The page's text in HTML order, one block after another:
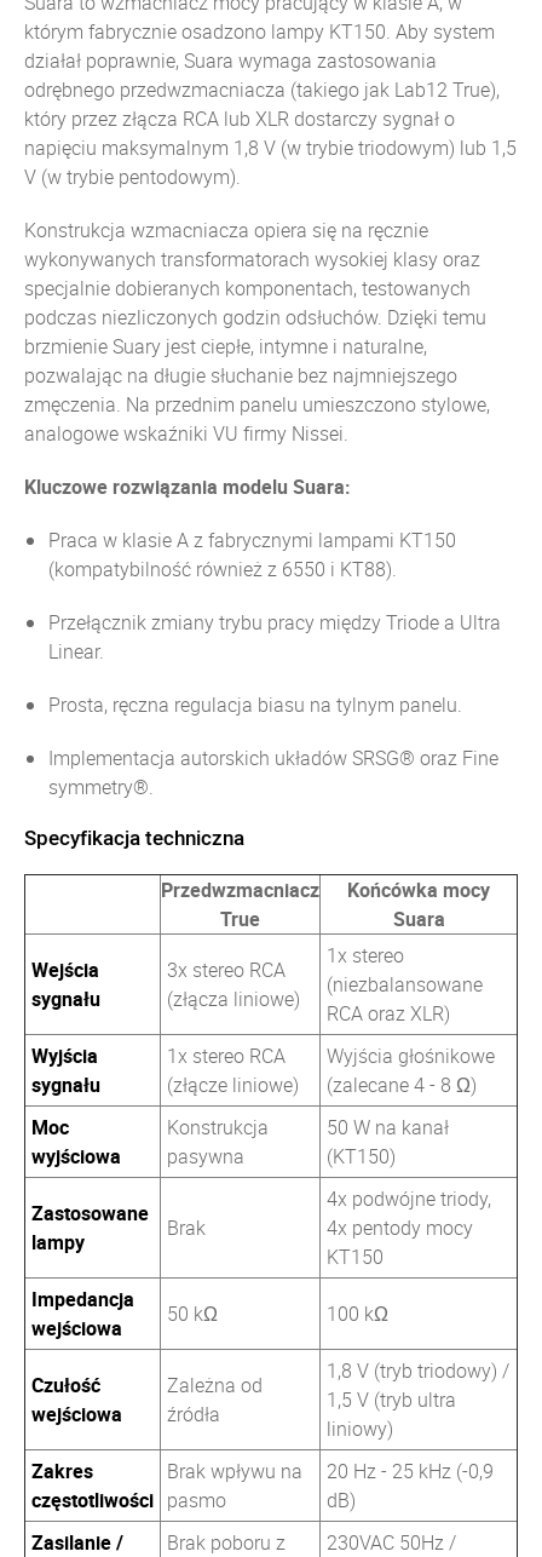
którym fabrycznie osadzono lampy KT150. Aby system
działał poprawnie, Suara wymaga zastosowania
odrębnego przedwzmacniacza (takiego jak Lab12 True),
który przez złącza RCA lub XLR dostarczy sygnał o
napięciu maksymalnym 1,8 V (w trybie triodowym) lub 1,5
V (w trybie pentodowym).
Konstrukcja wzmacniacza opiera się na ręcznie
wykonywanych transformatorach wysokiej klasy oraz
specjalnie dobieranych komponentach, testowanych
podczas niezliczonych godzin odsłuchów. Dzięki temu
brzmienie Suary jest ciepłe, intymne i naturalne,
pozwalając na długie słuchanie bez najmniejszego
zmęczenia. Na przednim panelu umieszczono stylowe,
analogowe wskaźniki VU firmy Nissei.
Kluczowe rozwiązania modelu Suara:
Praca w klasie A z fabrycznymi lampami KT150
(kompatybilność również z 6550 i KT88).
Przełącznik zmiany trybu pracy między Triode a Ultra
Linear.
Prosta, ręczna regulacja biasu na tylnym panelu.
Implementacja autorskich układów SRSG® oraz Fine
symmetry®.
Specyfikacja techniczna
Przedwzmacniacz
True
Końcówka mocy
Suara
Wejścia
sygnału
3x stereo RCA
(złącza liniowe)
1x stereo
(niezbalansowane
RCA oraz XLR)
Wyjścia
sygnału
1x stereo RCA
(złącze liniowe)
Wyjścia głośnikowe
(zalecane 4 - 8 Ω)
Moc
wyjściowa
Konstrukcja
pasywna
50 W na kanał
(KT150)
Zastosowane
lampy
Brak
4x podwójne triody,
4x pentody mocy
KT150
Impedancja
wejściowa
50 kΩ 100 kΩ
Czułość
wejściowa
Zależna od
źródła
1,8 V (tryb triodowy) /
1,5 V (tryb ultra
liniowy)
Zakres
częstotliwości
Brak wpływu na
pasmo
20 Hz - 25 kHz (-0,9
dB)
Zasilanie /
Brak poboru z
230VAC 50Hz /